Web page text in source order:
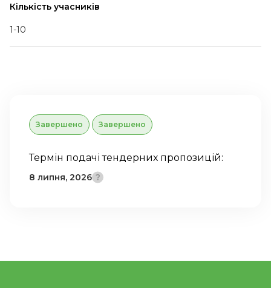
Кількість учасників
1-10
Завершено Завершено
Термін подачі тендерних пропозицій:
8 липня, 2026